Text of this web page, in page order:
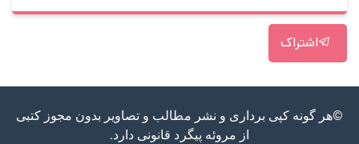
اشتراک
©هر گونه کپی برداری و نشر مطالب و تصاویر بدون مجوز کتبی
از مروئه پیگرد قانونی دارد.